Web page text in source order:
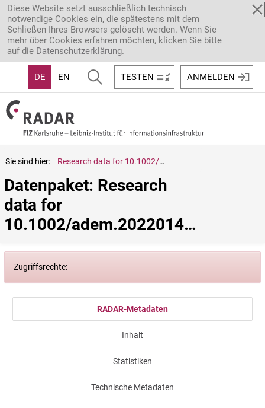
Direkt zum Inhalt
Diese Website setzt ausschließlich technisch
notwendige Cookies ein, die spätestens mit dem
Schließen Ihres Browsers gelöscht werden. Wenn Sie
mehr über Cookies erfahren möchten, klicken Sie bitte
auf die Datenschutzerklärung.
DE EN TESTEN ANMELDEN
Sie sind hier: Research data for 10.1002/adem.202201441
Datenpaket: Research
data for
10.1002/adem.202201441
Zugriffsrechte:
RADAR-Metadaten
Inhalt
Statistiken
Technische Metadaten